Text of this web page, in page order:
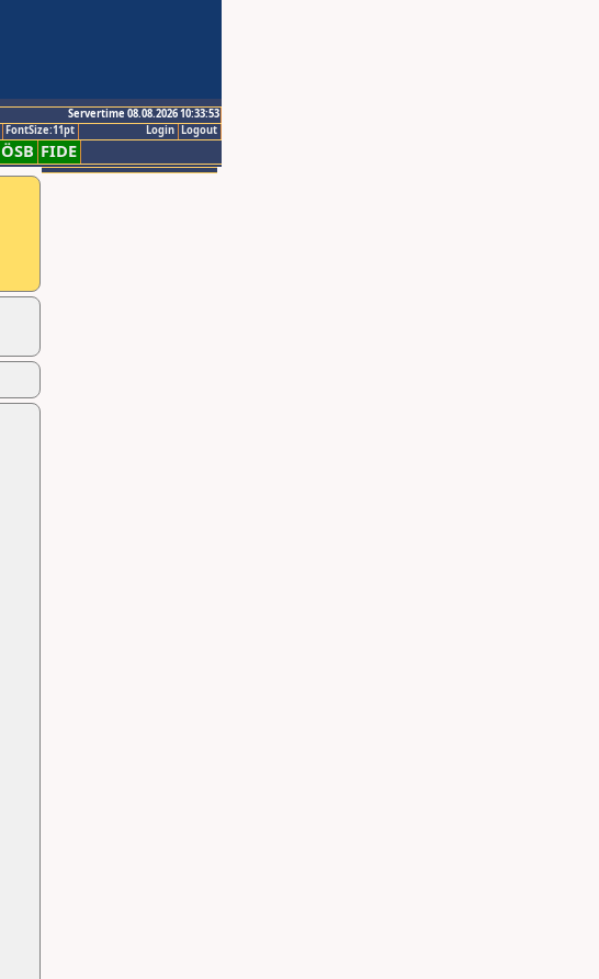
Servertime 08.08.2026 10:33:53
Logout
Login
FontSize:11pt
ÖSB FIDE